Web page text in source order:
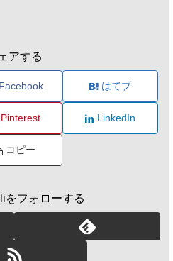
アする
Facebook はてブ
Pinterest LinkedIn
コピー
をフォローする